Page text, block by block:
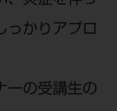
っかりアプロ
ーの受講生の